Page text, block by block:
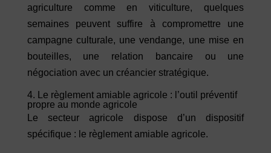
agriculture comme en viticulture, quelques
semaines peuvent suffire à compromettre une
campagne culturale, une vendange, une mise en
bouteilles, une relation bancaire ou une
négociation avec un créancier stratégique.
4. Le règlement amiable agricole : l’outil préventif
propre au monde agricole
Le secteur agricole dispose d’un dispositif
spécifique : le règlement amiable agricole.